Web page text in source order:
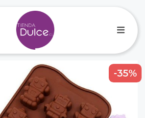
-35%